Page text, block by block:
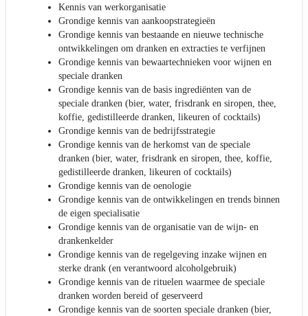
Kennis van werkorganisatie
Grondige kennis van aankoopstrategieën
Grondige kennis van bestaande en nieuwe technische
ontwikkelingen om dranken en extracties te verfijnen
Grondige kennis van bewaartechnieken voor wijnen en
speciale dranken
Grondige kennis van de basis ingrediënten van de
speciale dranken (bier, water, frisdrank en siropen, thee,
koffie, gedistilleerde dranken, likeuren of cocktails)
Grondige kennis van de bedrijfsstrategie
Grondige kennis van de herkomst van de speciale
dranken (bier, water, frisdrank en siropen, thee, koffie,
gedistilleerde dranken, likeuren of cocktails)
Grondige kennis van de oenologie
Grondige kennis van de ontwikkelingen en trends binnen
de eigen specialisatie
Grondige kennis van de organisatie van de wijn- en
drankenkelder
Grondige kennis van de regelgeving inzake wijnen en
sterke drank (en verantwoord alcoholgebruik)
Grondige kennis van de rituelen waarmee de speciale
dranken worden bereid of geserveerd
Grondige kennis van de soorten speciale dranken (bier,